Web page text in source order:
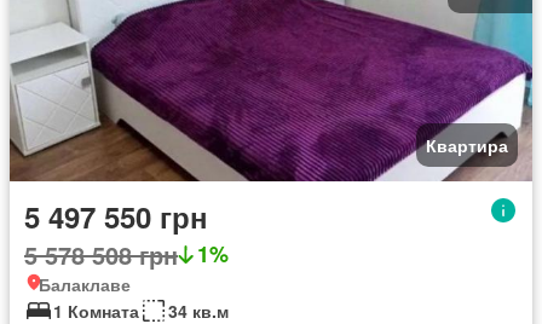
Квартира
5 497 550 грн
5 578 508 грн 1%
Балаклаве
1 Комната
34 кв.м